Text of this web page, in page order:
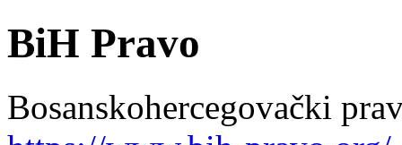
BiH Pravo
Bosanskohercegovački